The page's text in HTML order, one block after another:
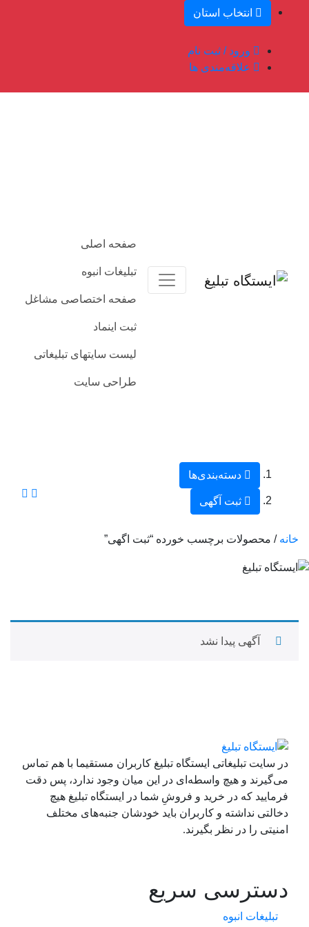
ورود / ثبت نام
علاقه‌مندی ها
صفحه اصلی
تبلیغات انبوه
صفحه اختصاصی مشاغل
ثبت اینماد
لیست سایتهای تبلیغاتی
طراحی سایت
دسته‌بندی‌ها
ثبت آگهی
خانه / محصولات برچسب خورده “ثبت اگهی”
آگهی پیدا نشد
در سایت تبلیغاتی ایستگاه تبلیغ کاربران مستقیما با هم تماس
می‌گیرند و هیچ واسطه‌ای در این میان وجود ندارد، پس دقت
فرمایید که در خرید و فروشِ شما در ایستگاه تبلیغ هیچ
دخالتی نداشته و کاربران باید خودشان جنبه‌های مختلف
امنیتی را در نظر بگیرند.
دسترسی سریع
تبلیغات انبوه